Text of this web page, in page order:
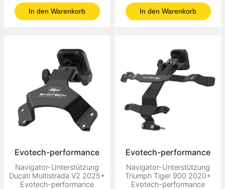
In den Warenkorb In den Warenkorb
Evotech-performance
Navigator-Unterstützung
Ducati Multistrada V2 2025+
Evotech-performance
Evotech-performance
Navigator-Unterstützung
Triumph Tiger 900 2020+
Evotech-performance